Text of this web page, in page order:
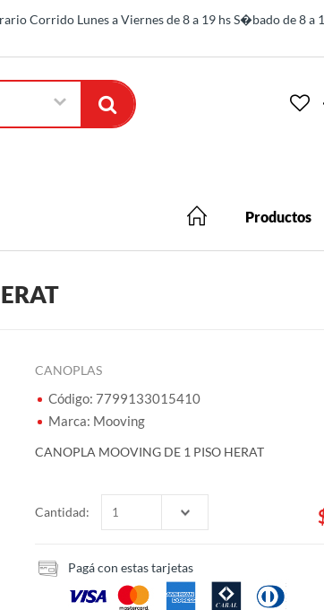
Corrido Lunes a Viernes de 8 a 19 hs S�bado de 8 a
Productos
CANOPLAS
Código: 7799133015410
Marca: Mooving
CANOPLA MOOVING DE 1 PISO HERAT
Cantidad:
Pagá con estas tarjetas